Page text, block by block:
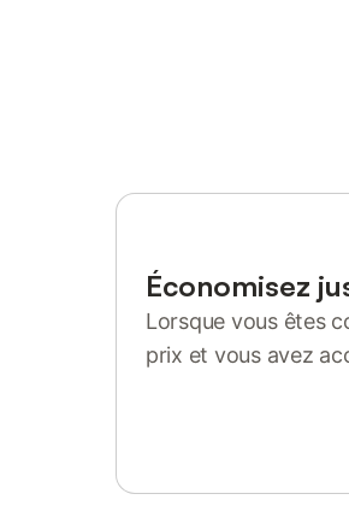
Économisez
Lorsque vous êtes
prix et vous avez